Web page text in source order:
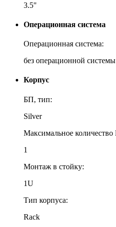
3.5"
Операционная система
Операционная система:
без операционной системы
Корпус
БП, тип:
Silver
Максимальное
1
Монтаж в стойку:
1U
Тип корпуса:
Rack